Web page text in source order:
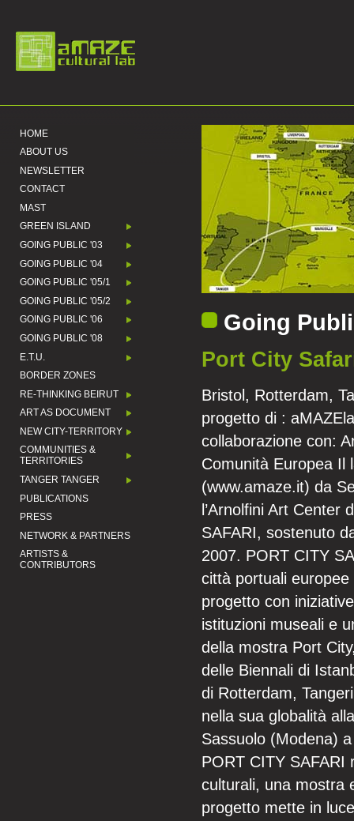
HOME
ABOUT US
NEWSLETTER
CONTACT
MAST
GREEN ISLAND
GOING PUBLIC '03
GOING PUBLIC '04
GOING PUBLIC '05/1
GOING PUBLIC '05/2
GOING PUBLIC '06
GOING PUBLIC '08
E.T.U.
BORDER ZONES
RE-THINKING BEIRUT
ART AS DOCUMENT
NEW CITY-TERRITORY
COMMUNITIES &
TERRITORIES
TANGER TANGER
PUBLICATIONS
PRESS
NETWORK & PARTNERS
ARTISTS &
CONTRIBUTORS
Going
Port City
Bristol, Rotterdam,
progetto di :
collaborazione con:
Comunità Europea Il
(www.amaze.it) da Settembre 2007 ha avviato, in collaborazione con l’Arnolfini Art Center di Bristol, il progetto internazionale PORT CITY SAFARI, sostenuto dalla Comunità Europea e vincitore del Grant Cultura 2007. PORT CITY SAFARI è un viaggio attraverso alcune delle principali città portuali europee e dell’area del Mediterraneo, che partecipano al progetto con iniziative di ricerca, espositive e seminariali organizzate da istituzioni museali e universitarie locali. Partito da Bristol, con la prima tappa della mostra Port City, e dopo i progetti site-specific realizzati in occasione delle Biennali di Istanbul e di Atene, PORT CITY SAFARI ha indagato le città di Rotterdam, Tangeri, Marsiglia e Palermo. Il progetto è stato presentato nella sua globalità alla “Biennale di Liverpool” 2008 e si concluderà a Sassuolo (Modena) a Novembre ’08 con una serie di workshops e mostre. PORT CITY SAFARI rappresenta un network internazionale di scambi culturali, una mostra e una serie di pubblicazioni e di piattaforme artistiche. Il progetto mette in luce diverse ricerche e traiettorie dedicate al commercio, mobilità e produttività nelle città portuali indicate. Di seguito le varie tappe del viaggio/safari: >Biennali di ISTANBUL e